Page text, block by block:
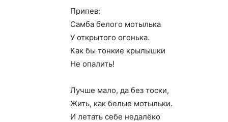
Припев:
Самба белого мотылька
У открытого огонька.
Как бы тонкие крылышки
Не опалить!
Лучше мало, да без тоски,
Жить, как белые мотыльки.
И летать себе недалёко